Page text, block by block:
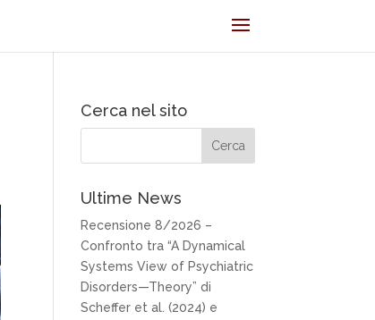
Cerca nel sito
Ultime News
Recensione 8/2026 –
Confronto tra “A Dynamical
Systems View of Psychiatric
Disorders—Theory” di
Scheffer et al. (2024) e